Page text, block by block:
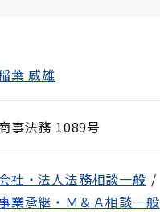
葉 威雄
事法務 1089号
社・法人法務相談一般
業承継・Ｍ＆Ａ相談一般